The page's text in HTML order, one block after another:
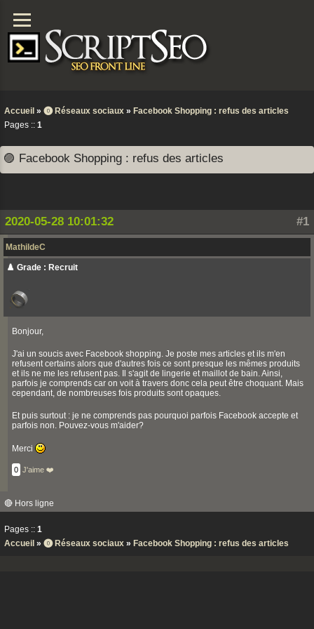
Accueil » ⓿ Réseaux sociaux » Facebook Shopping : refus des articles
Pages :: 1
🟣 Facebook Shopping : refus des articles
#1
2020-05-28 10:01:32
MathildeC
♟️ Grade : Recruit
Bonjour,
J'ai un soucis avec Facebook shopping. Je poste mes articles et ils m'en
refusent certains alors que d'autres fois ce sont presque les mêmes produits
et ils ne me les refusent pas. Il s'agit de lingerie et maillot de bain. Ainsi,
parfois je comprends car on voit à travers donc cela peut être choquant. Mais
cependant, de nombreuses fois produits sont opaques.
Et puis surtout : je ne comprends pas pourquoi parfois Facebook accepte et
parfois non. Pouvez-vous m'aider?
Merci
0 J'aime ❤️
🔴 Hors ligne
Pages :: 1
Accueil » ⓿ Réseaux sociaux » Facebook Shopping : refus des articles